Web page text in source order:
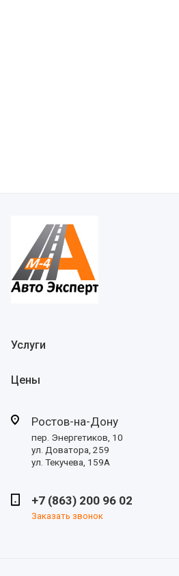
Услуги
Цены
Ростов-на-Дону
пер. Энергетиков, 10
ул. Доватора, 259
ул. Текучева, 159А
+7 (863) 200 96 02
Заказать звонок